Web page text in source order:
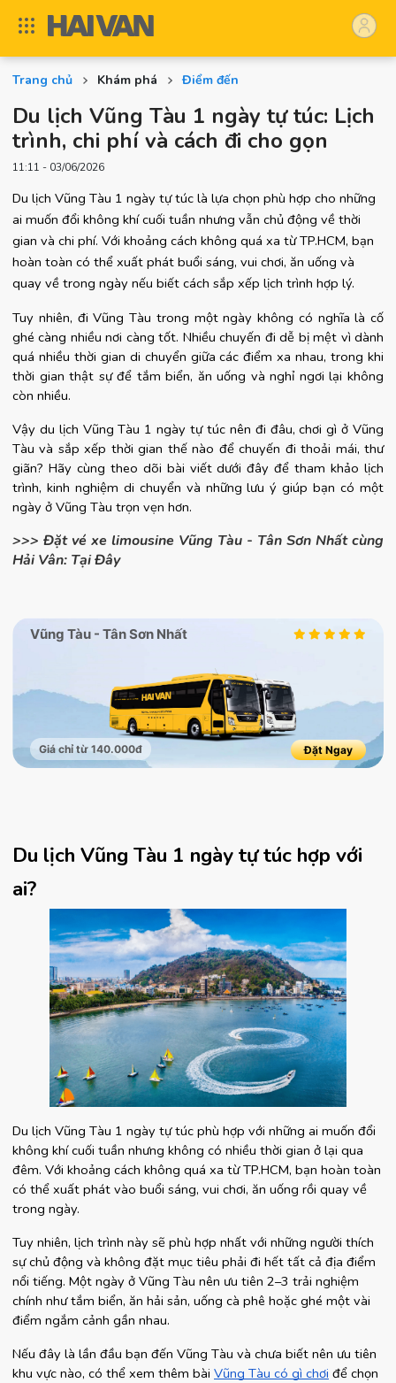
Trang chủ Khám phá Điểm đến
Du lịch Vũng Tàu 1 ngày tự túc: Lịch
trình, chi phí và cách đi cho gọn
11:11 - 03/06/2026
Du lịch Vũng Tàu 1 ngày tự túc là lựa chọn phù hợp cho những
ai muốn đổi không khí cuối tuần nhưng vẫn chủ động về thời
gian và chi phí. Với khoảng cách không quá xa từ TP.HCM, bạn
hoàn toàn có thể xuất phát buổi sáng, vui chơi, ăn uống và
quay về trong ngày nếu biết cách sắp xếp lịch trình hợp lý.
Tuy nhiên, đi Vũng Tàu trong một ngày không có nghĩa là cố
ghé càng nhiều nơi càng tốt. Nhiều chuyến đi dễ bị mệt vì dành
quá nhiều thời gian di chuyển giữa các điểm xa nhau, trong khi
thời gian thật sự để tắm biển, ăn uống và nghỉ ngơi lại không
còn nhiều.
Vậy du lịch Vũng Tàu 1 ngày tự túc nên đi đâu, chơi gì ở Vũng
Tàu và sắp xếp thời gian thế nào để chuyến đi thoải mái, thư
giãn? Hãy cùng theo dõi bài viết dưới đây để tham khảo lịch
trình, kinh nghiệm di chuyển và những lưu ý giúp bạn có một
ngày ở Vũng Tàu trọn vẹn hơn.
>>> Đặt vé xe limousine Vũng Tàu - Tân Sơn Nhất cùng
Hải Vân: Tại Đây
Du lịch Vũng Tàu 1 ngày tự túc hợp với
ai?
Du lịch Vũng Tàu 1 ngày tự túc phù hợp với những ai muốn đổi
không khí cuối tuần nhưng không có nhiều thời gian ở lại qua
đêm. Với khoảng cách không quá xa từ TP.HCM, bạn hoàn toàn
có thể xuất phát vào buổi sáng, vui chơi, ăn uống rồi quay về
trong ngày.
Tuy nhiên, lịch trình này sẽ phù hợp nhất với những người thích
sự chủ động và không đặt mục tiêu phải đi hết tất cả địa điểm
nổi tiếng. Một ngày ở Vũng Tàu nên ưu tiên 2–3 trải nghiệm
chính như tắm biển, ăn hải sản, uống cà phê hoặc ghé một vài
điểm ngắm cảnh gần nhau.
Nếu đây là lần đầu bạn đến Vũng Tàu và chưa biết nên ưu tiên
khu vực nào, có thể xem thêm bài Vũng Tàu có gì chơi để chọn